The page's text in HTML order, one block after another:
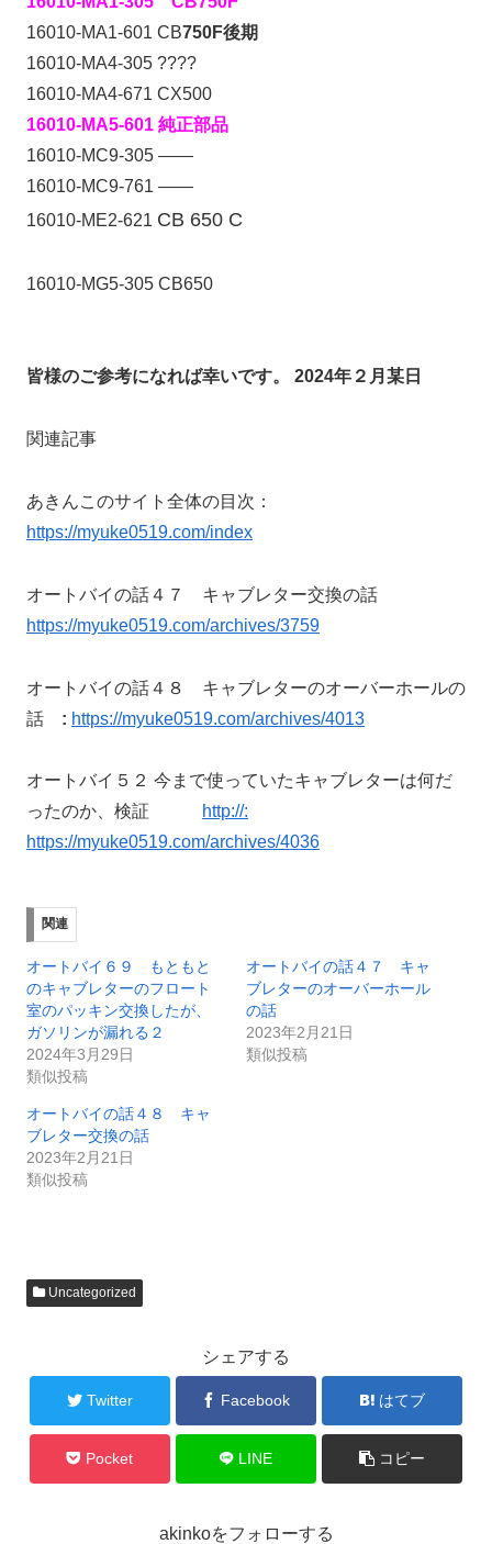
16010-MA1-601 CB750F後期
16010-MA4-305 ????
16010-MA4-671 CX500
16010-MA5-601 純正部品
16010-MC9-305 ——
16010-MC9-761 ——
16010-ME2-621 CB 650 C
16010-MG5-305 CB650
皆様のご参考になれば幸いです。 2024年２月某日
関連記事
あきんこのサイト全体の目次：
https://myuke0519.com/index
オートバイの話４７ キャブレター交換の話
https://myuke0519.com/archives/3759
オートバイの話４８ キャブレターのオーバーホールの
話 : https://myuke0519.com/archives/4013
オートバイ５２ 今まで使っていたキャブレターは何だ
ったのか、検証
http://:
https://myuke0519.com/archives/4036
関連
オートバイ６９ もともと
のキャブレターのフロート
室のパッキン交換したが、
ガソリンが漏れる２
2024年3月29日
類似投稿
オートバイの話４７ キャ
ブレターのオーバーホール
の話
2023年2月21日
類似投稿
オートバイの話４８ キャ
ブレター交換の話
2023年2月21日
類似投稿
Uncategorized
シェアする
Twitter Facebook はてブ
Pocket LINE コピー
akinkoをフォローする